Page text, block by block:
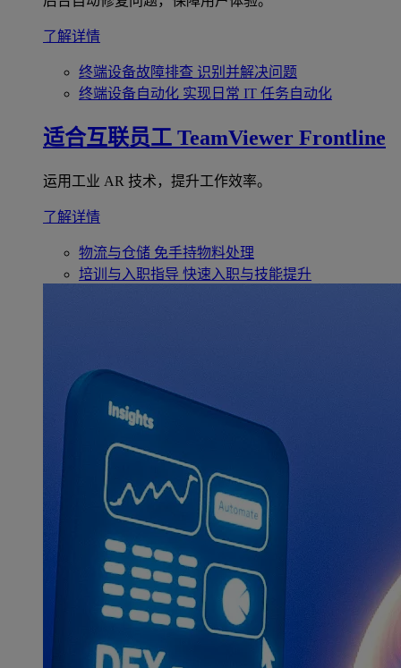
了解详情
终端设备故障排查 识别并解决问题
终端设备自动化 实现日常 IT 任务自动化
适合互联员工 TeamViewer Frontline
运用工业 AR 技术，提升工作效率。
了解详情
物流与仓储 免手持物料处理
培训与入职指导 快速入职与技能提升